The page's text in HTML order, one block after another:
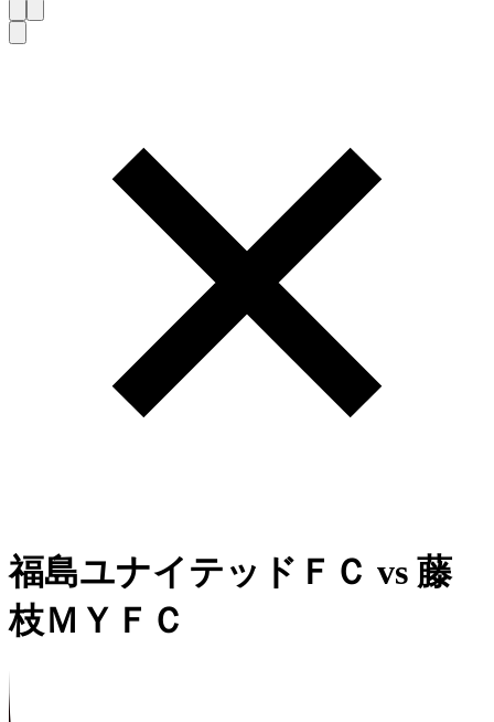
福島ユナイテッドＦＣ vs 藤
枝ＭＹＦＣ